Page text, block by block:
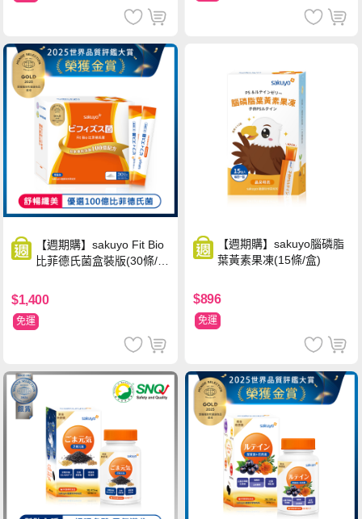
【週期購】sakuyo Fit Bio
比菲德氏菌盒裝版(30條/
$1,400
免運
【週期購】sakuyo腦磷脂
葉黃素果凍(15條/盒)
$896
免運